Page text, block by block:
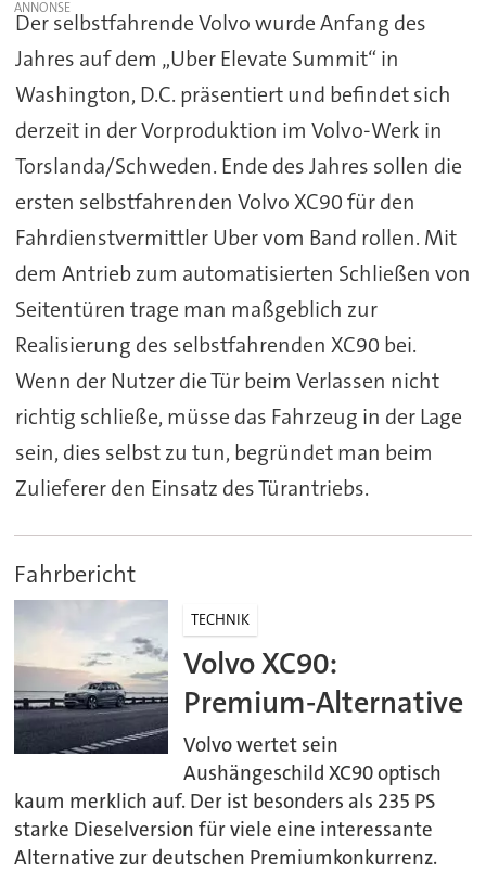
Der selbstfahrende Volvo wurde Anfang des
Jahres auf dem „Uber Elevate Summit“ in
Washington, D.C. präsentiert und befindet sich
derzeit in der Vorproduktion im Volvo-Werk in
Torslanda/Schweden. Ende des Jahres sollen die
ersten selbstfahrenden Volvo XC90 für den
Fahrdienstvermittler Uber vom Band rollen. Mit
dem Antrieb zum automatisierten Schließen von
Seitentüren trage man maßgeblich zur
Realisierung des selbstfahrenden XC90 bei.
Wenn der Nutzer die Tür beim Verlassen nicht
richtig schließe, müsse das Fahrzeug in der Lage
sein, dies selbst zu tun, begründet man beim
Zulieferer den Einsatz des Türantriebs.
Fahrbericht
TECHNIK
Volvo XC90:
Premium-Alternative
Volvo wertet sein
Aushängeschild XC90 optisch
kaum merklich auf. Der ist besonders als 235 PS
starke Dieselversion für viele eine interessante
Alternative zur deutschen Premiumkonkurrenz.